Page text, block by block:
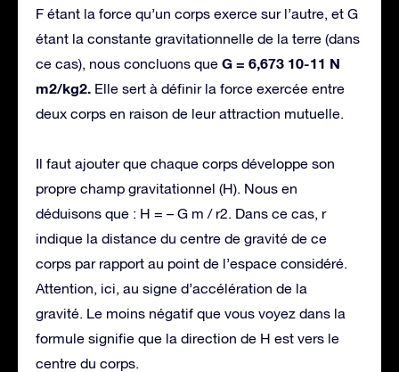
F étant la force qu’un corps exerce sur l’autre, et G
étant la constante gravitationnelle de la terre (dans
ce cas), nous concluons que G = 6,673 10-11 N
m2/kg2. Elle sert à définir la force exercée entre
deux corps en raison de leur attraction mutuelle.
Il faut ajouter que chaque corps développe son
propre champ gravitationnel (H). Nous en
déduisons que : H = – G m / r2. Dans ce cas, r
indique la distance du centre de gravité de ce
corps par rapport au point de l’espace considéré.
Attention, ici, au signe d’accélération de la
gravité. Le moins négatif que vous voyez dans la
formule signifie que la direction de H est vers le
centre du corps.